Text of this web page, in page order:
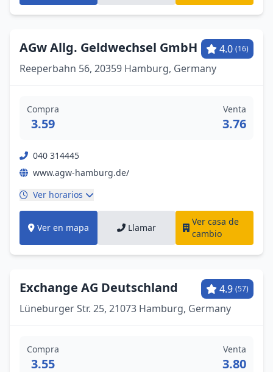
AGw Allg. Geldwechsel GmbH 4.0 (16)
Reeperbahn 56, 20359 Hamburg, Germany
Compra
3.59
Venta
3.76
040 314445
www.agw-hamburg.de/
Ver horarios
Ver en mapa Llamar
Ver casa de
cambio
Exchange AG Deutschland 4.9 (57)
Lüneburger Str. 25, 21073 Hamburg, Germany
Compra
3.55
Venta
3.80